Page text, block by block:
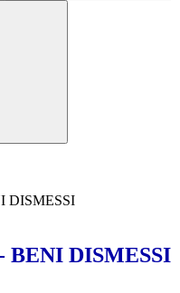
DISMESSI
BENI DISMESSI